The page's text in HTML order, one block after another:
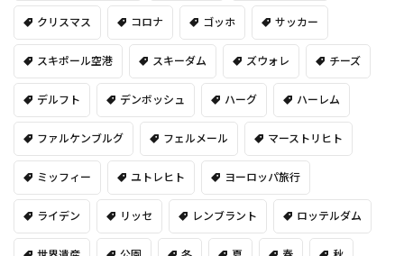
クリスマス コロナ ゴッホ サッカー
スキポール空港 スキーダム ズウォレ チーズ
デルフト デンボッシュ ハーグ ハーレム
ファルケンブルグ フェルメール マーストリヒト
ミッフィー ユトレヒト ヨーロッパ旅行
ライデン リッセ レンブラント ロッテルダム